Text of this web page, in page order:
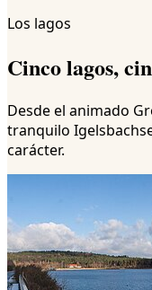
Los lagos
Cinco lagos,
Desde el animado
tranquilo
carácter.